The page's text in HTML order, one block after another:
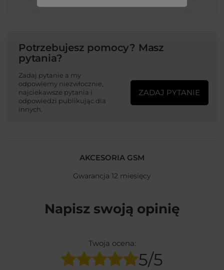
Potrzebujesz pomocy? Masz
pytania?
Zadaj pytanie a my
odpowiemy niezwłocznie,
najciekawsze pytania i
odpowiedzi publikując dla
innych.
ZADAJ PYTANIE
AKCESORIA GSM
Gwarancja 12 miesięcy
Napisz swoją opinię
Twoja ocena:
5/5